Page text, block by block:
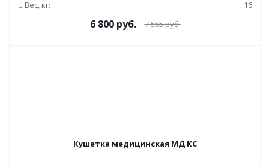
Вес, кг:
16
6 800руб. 7 555руб.
Кушетка медицинская МД КС